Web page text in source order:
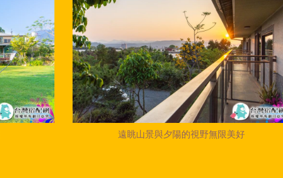
遠眺山景與夕陽的視野無限美好